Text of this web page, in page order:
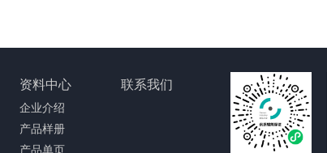
资料中心
企业介绍
产品样册
产品单页
联系我们